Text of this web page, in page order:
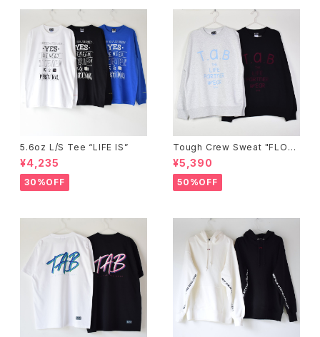
5.6oz L/S Tee “LIFE IS”
¥4,235
30%OFF
Tough Crew Sweat "FLOC
K"
¥5,390
50%OFF